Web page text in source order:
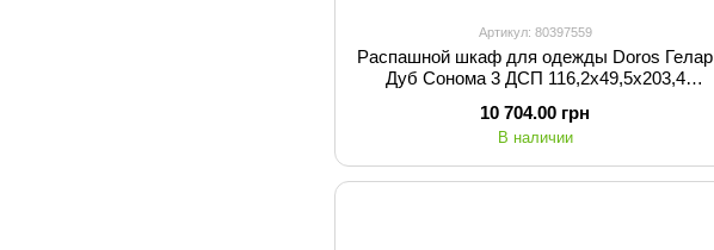
Артикул: 80397559
Распашной шкаф для одежды Doros Гелар
Дуб Cонома 3 ДСП 116,2х49,5х203,4
10 704.00 грн
В наличии